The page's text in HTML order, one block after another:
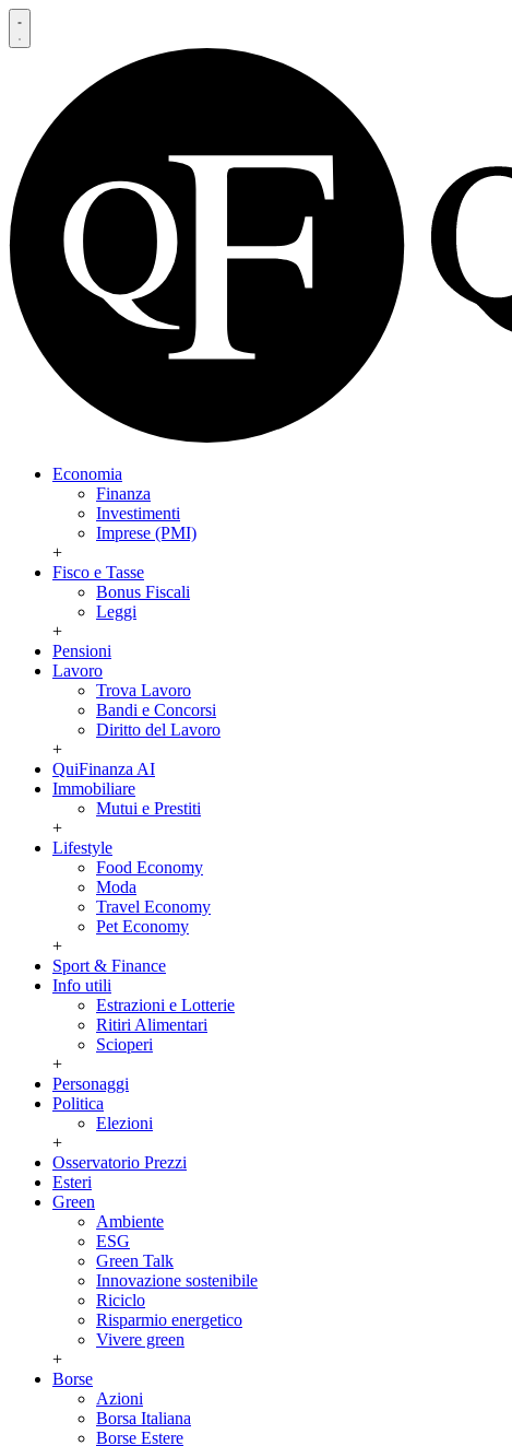
Economia
Finanza
Investimenti
Imprese (PMI)
+
Fisco e Tasse
Bonus Fiscali
Leggi
+
Pensioni
Lavoro
Trova Lavoro
Bandi e Concorsi
Diritto del Lavoro
+
QuiFinanza AI
Immobiliare
Mutui e Prestiti
+
Lifestyle
Food Economy
Moda
Travel Economy
Pet Economy
+
Sport & Finance
Info utili
Estrazioni e Lotterie
Ritiri Alimentari
Scioperi
+
Personaggi
Politica
Elezioni
+
Osservatorio Prezzi
Esteri
Green
Ambiente
ESG
Green Talk
Innovazione sostenibile
Riciclo
Risparmio energetico
Vivere green
+
Borse
Azioni
Borsa Italiana
Borse Estere